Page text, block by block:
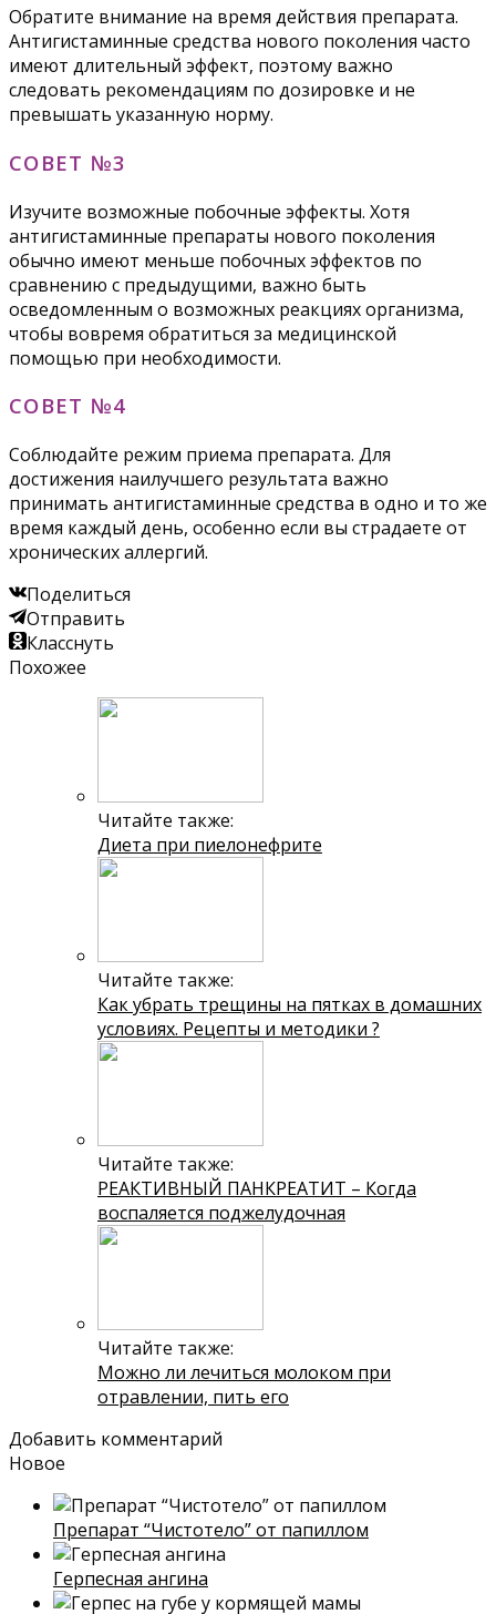
Обратите внимание на время действия препарата.
Антигистаминные средства нового поколения часто
имеют длительный эффект, поэтому важно
следовать рекомендациям по дозировке и не
превышать указанную норму.
СОВЕТ №3
Изучите возможные побочные эффекты. Хотя
антигистаминные препараты нового поколения
обычно имеют меньше побочных эффектов по
сравнению с предыдущими, важно быть
осведомленным о возможных реакциях организма,
чтобы вовремя обратиться за медицинской
помощью при необходимости.
СОВЕТ №4
Соблюдайте режим приема препарата. Для
достижения наилучшего результата важно
принимать антигистаминные средства в одно и то же
время каждый день, особенно если вы страдаете от
хронических аллергий.
Поделиться
Отправить
Класснуть
Похожее
Читайте также:
Диета при пиелонефрите
Читайте также:
Как убрать трещины на пятках в домашних
условиях. Рецепты и методики ?
Читайте также:
РЕАКТИВНЫЙ ПАНКРЕАТИТ – Когда
воспаляется поджелудочная
Читайте также:
Можно ли лечиться молоком при
отравлении, пить его
Добавить комментарий
Новое
Препарат “Чистотело” от папиллом
Герпесная ангина